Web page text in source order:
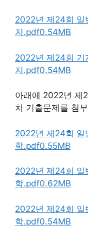
2022년 제24회 일
지.pdf0.54MB
2022년 제24회 기
지.pdf0.54MB
아래에 2022년 제
차 기출문제를 첨
2022년 제24회 일
학.pdf0.55MB
2022년 제24회 일
학.pdf0.62MB
2022년 제24회 일
학.pdf0.54MB